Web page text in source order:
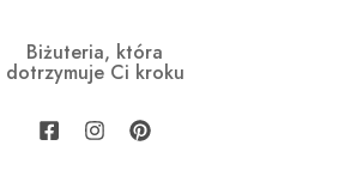
Biżuteria, która
dotrzymuje Ci kroku